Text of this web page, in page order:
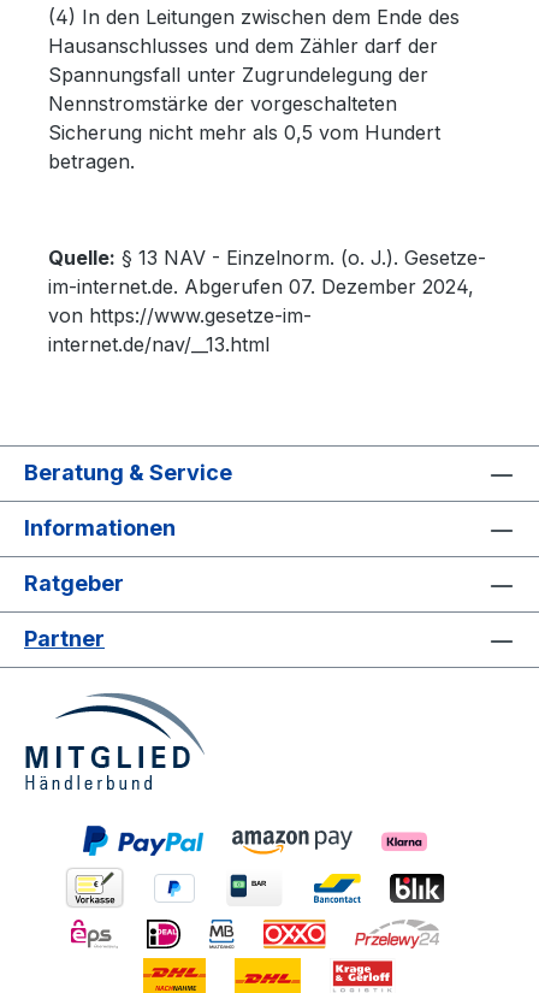
(4) In den Leitungen zwischen dem Ende des
Hausanschlusses und dem Zähler darf der
Spannungsfall unter Zugrundelegung der
Nennstromstärke der vorgeschalteten
Sicherung nicht mehr als 0,5 vom Hundert
betragen.
Quelle: § 13 NAV - Einzelnorm. (o. J.). Gesetze-
im-internet.de. Abgerufen 07. Dezember 2024,
von https://www.gesetze-im-
internet.de/nav/__13.html
Beratung & Service
Informationen
Ratgeber
Partner